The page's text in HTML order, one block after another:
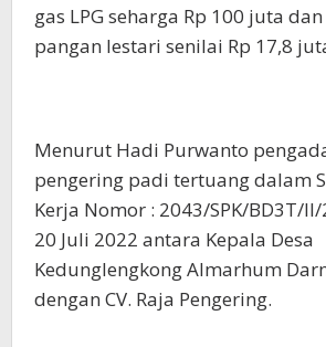
gas LPG seharga Rp 100 juta
pangan lestari senilai Rp 17,8
Menurut Hadi Purwanto
pengering padi tertuang dalam
Kerja Nomor : 2043/SPK/BD3T/
20 Juli 2022 antara Kepala Desa
Kedunglengkong Almarhum
dengan CV. Raja Pengering.